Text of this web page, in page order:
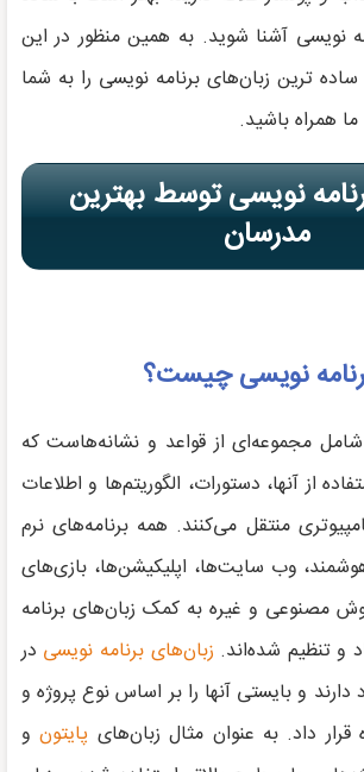
نویسی آشنا شوید. به همین منظور در این
ترین زبان‌های برنامه نویسی را به شما
همراه باشید.
نویسی توسط بهترین
مدرسان
نویسی چیست؟
شامل مجموعه‌ای از قواعد و نشانه‌هاست که
از آنها، دستورات، الگوریتم‌‌ها و اطلاعات
منتقل می‌کنند. همه برنامه‌های نرم
هوشمند، وب سایت‌ها، اپلیکیشن‌ها، بازی‌های
مصنوعی و غیره به کمک زبان‌های برنامه
و تنظیم شده‌اند. زبان‌های برنامه نویسی در
و بایستی آنها را بر اساس نوع پروژه و
قرار داد. به عنوان مثال زبان‌های پایتونو